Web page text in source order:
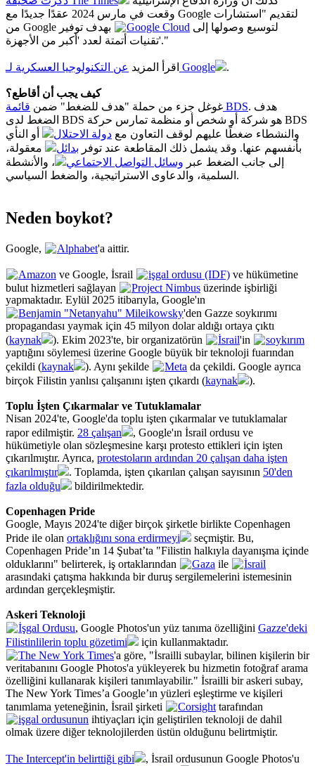
وقعت في مارس 2024 عقدًا جديدًا مع Google لتقديم "استشارات
من Google لتوسيع وصولها إلى Google Cloud
بهدف توفير
تقنيات أتمتة لعدد 'أكبر من الأجهزة'."
اقرأ المزيد عن التكنولوجيا العسكرية لـ Google .
كيف يجب أن أقاطع؟
غوغل جزء من حملة "هدف للضغط" ضمن قائمة BDS. هدف
الضغط لدى BDS هو شركة أو شخص أو منظمة تمارس حركة BDS
والنشطاء ضغطًا عليهم لوقف التعاون مع دولة الاحتلال
أو النأي
بأنفسهم عنها. وقد يشمل ذلك المقاطعة عند توفر بدائل
معقولة،
إلى جانب الضغط عبر وسائل التواصل الاجتماعي
، والأنشطة
السلمية، والدعاوى الاستراتيجية، والضغط السياسي.
Neden boykot?
Google, Alphabet'a aittir.
Amazon ve Google, İsrail işgal ordusu (IDF) ve hükümetine
bulut hizmetleri sağlayan
Project Nimbus üzerinde işbirliği
yapmaktadır. Eylül 2025 itibarıyla, Google'ın
Benjamin "Netanyahu" Mileikowsky'den Gazze soykırımı
propagandası yaymak için 45 milyon dolar aldığı ortaya çıktı
(kaynak ). Ekim 2023'te, bir organizatörün İsrail'in
soykırım
yaptığını söylemesi üzerine Google büyük bir teknoloji fuarından
çekildi (kaynak ). Aynı şekilde Meta da çekildi. Google ayrıca
birçok Filistin yanlısı çalışanını işten çıkardı (kaynak ).
Toplu İşten Çıkarmalar ve Tutuklamalar
Nisan 2024'te, Google'da toplu işten çıkarmalar ve tutuklamalar
rapor edilmiştir. 28 çalışan
, Google'ın İsrail ordusu ve
hükümetiyle olan sözleşmesine karşı protesto ettikleri için işten
çıkarılmıştır. Ayrıca, protestoların ardından 20 çalışan daha işten
çıkarılmıştır
. Toplamda, işten çıkarılan çalışan sayısının 50'den
fazla olduğu
bildirilmektedir.
Copenhagen Pride
Google, Mayıs 2024'te diğer birçok şirketle birlikte Copenhagen
Pride ile olan ortaklığını sona erdirmeyi
seçmiştir. Bu,
Copenhagen Pride’ın 14 Şubat’ta "Filistin halkıyla dayanışma içinde
olduklarını" belirterek, iş ortaklarından
Gaza ile
İsrail
arasındaki çatışma hakkında bir duruş sergilemelerini istemesinin
ardından gerçekleşmiştir.
Askeri Teknoloji
İşgal Ordusu, Google Photos'un yüz tanıma özelliğini Gazze'deki
Filistinlilerin toplu gözetimi
için kullanmaktadır.
The New York Times'a göre, "İsrailli subaylar, bilinen kişilerin bir
veritabanını Google Photos'a yükleyerek bu hizmetin fotoğraf arama
özelliğini kullanarak kişileri tanımlayabilir." İsrailli bir askeri subay,
The New York Times’a Google’ın yüzleri eşleştirme ve kişileri
tanımlama yeteneğinin, İsrail şirketi
Corsight tarafından
işgal ordusunun ihtiyaçları için geliştirilen teknoloji de dahil
olmak üzere diğer teknolojilerden üstün olduğunu belirtmiştir.
The Intercept'in belirttiği gibi
, İsrail ordusunun Google Photos'u